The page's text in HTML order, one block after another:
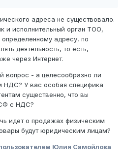
адреса не существовало.
и исполнительный орган ТОО,
определенному адресу, по
деятельность, то есть,
через Интернет.
вопрос - а целесообразно ли
НДС? У вас особая специфика
существенно, что вы
СФ с НДС?
идет о продажах физическим
будут юридическим лицам?
Юлия Самойлова